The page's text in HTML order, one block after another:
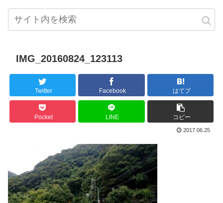
IMG_20160824_123113
Twitter Facebook はてブ
Pocket LINE コピー
2017.06.25